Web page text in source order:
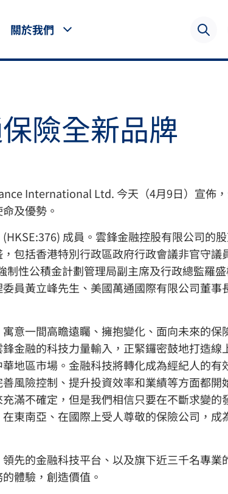
關於我們
險全新品牌
International Ltd. 今天（4月9日）宣佈
及優勢。
成員。雲鋒金融控股有限公司的
包括香港特別行政區政府行政會議非官守議
性公積金計劃管理局副主席及行政總監羅
員黃立峰先生、美國萬通國際有限公司董事
意一間高瞻遠矚、擁抱變化、面向未來的保
金融的科技力量輸入，正緊鑼密鼓地打造線
地區市場。金融科技將轉化成為經紀人的
風險控制、提升投資效率和業績等方面都
滿不確定，但是我們相信只要在不斷求變的
東南亞、在國際上受人尊敬的保險公司，成
先的金融科技平台、以及旗下近三千名專業
體驗，創造價值。